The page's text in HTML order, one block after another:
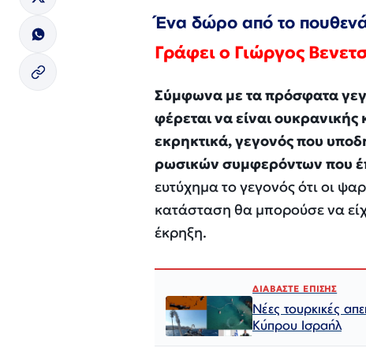
Ένα δώρο από το
Γράφει ο Γιώργος
Σύμφωνα με τα πρόσφατα
φέρεται να είναι
εκρηκτικά, γεγονός που
ρωσικών συμφερόντων που
ευτύχημα το γεγονός ότι οι
κατάσταση θα μπορούσε να
έκρηξη.
ΔΙΑΒΑΣΤΕ ΕΠΙΣΗΣ
Νέες τουρκικές
Κύπρου Ισραήλ